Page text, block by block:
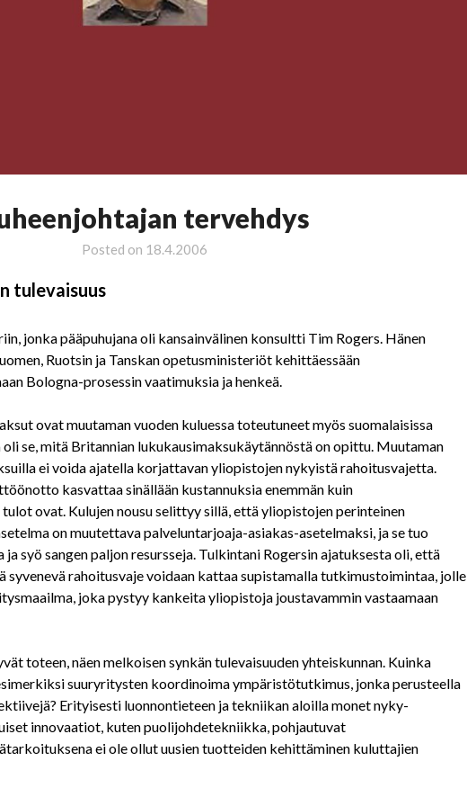
tervehdys
Posted on 18.4.2006
tulevaisuus
jonka pääpuhujana oli kansainvälinen konsultti Tim Rogers. Hänen
Ruotsin ja Tanskan opetusministeriöt kehittäessään
Bologna-prosessin vaatimuksia ja henkeä.
ovat muutaman vuoden kuluessa toteutuneet myös suomalaisissa
se, mitä Britannian lukukausimaksukäytännöstä on opittu. Muutaman
ei voida ajatella korjattavan yliopistojen nykyistä rahoitusvajetta.
kasvattaa sinällään kustannuksia enemmän kuin
ovat. Kulujen nousu selittyy sillä, että yliopistojen perinteinen
on muutettava palveluntarjoaja-asiakas-asetelmaksi, ja se tuo
syö sangen paljon resursseja. Tulkintani Rogersin ajatuksesta oli, että
syvenevä rahoitusvaje voidaan kattaa supistamalla tutkimustoimintaa, jolle
joka pystyy kankeita yliopistoja joustavammin vastaamaan
toteen, näen melkoisen synkän tulevaisuuden yhteiskunnan. Kuinka
suuryritysten koordinoima ympäristötutkimus, jonka perusteella
Erityisesti luonnontieteen ja tekniikan aloilla monet nyky-
innovaatiot, kuten puolijohdetekniikka, pohjautuvat
ei ole ollut uusien tuotteiden kehittäminen kuluttajien